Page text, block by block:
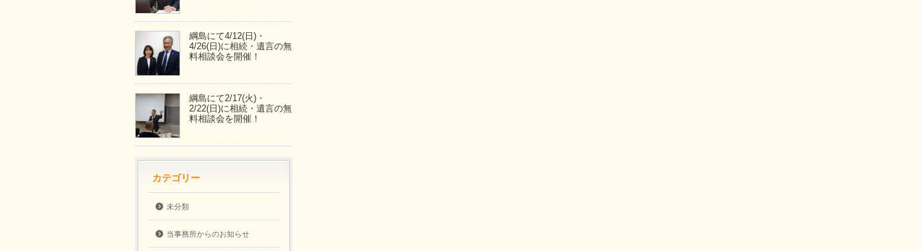
綱島にて4/12(日)・
4/26(日)に相続・遺言の無
料相談会を開催！
綱島にて2/17(火)・
2/22(日)に相続・遺言の無
料相談会を開催！
カテゴリー
未分類
当事務所からのお知らせ